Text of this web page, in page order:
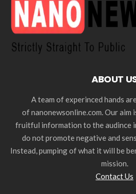
ABOUT
A team of experinced hands
of nanonewsonline.com. Our aim
fruitful information to the audince
do not promote negative and
Instead, pumping of what it will be
mission.
Contact Us